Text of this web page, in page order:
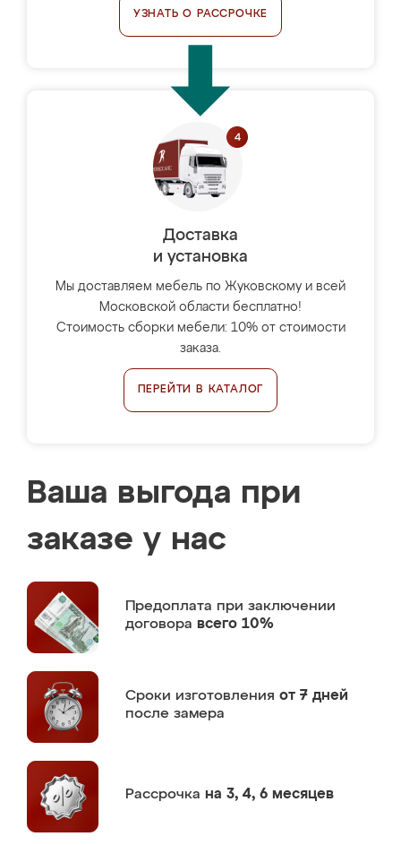
УЗНАТЬ О РАССРОЧКЕ
Доставка
и установка
Мы доставляем мебель по Жуковскому и всей
Московской области бесплатно!
Стоимость сборки мебели: 10% от стоимости
заказа.
ПЕРЕЙТИ В КАТАЛОГ
Ваша выгода при
заказе у нас
Предоплата при заключении
договора всего 10%
Сроки изготовления от 7 дней
после замера
Рассрочка на 3, 4, 6 месяцев